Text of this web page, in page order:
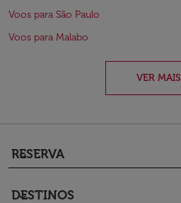
Voos para São Paulo
Voos para Malabo
VER MAIS
RESERVA
keyboard_arrow_down
DESTINOS
keyboard_arrow_down